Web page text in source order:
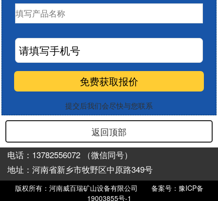
提交后我们会尽快与您联系
返回顶部
电话：13782556072 （微信同号）
地址：河南省新乡市牧野区中原路349号
版权所有：河南威百瑞矿山设备有限公司 备案号：豫ICP备
19003855号-1